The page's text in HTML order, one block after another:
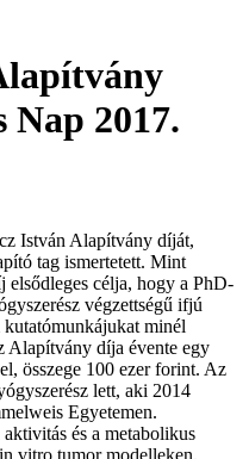
Nap 2017.
István Alapítvány díját,
tag ismertetett. Mint
elsődleges célja, hogy a PhD-
végzettségű ifjú
kutatómunkájukat minél
Alapítvány díja évente egy
összege 100 ezer forint. Az
lett, aki 2014
Egyetemen.
és a metabolikus
vitro tumor modelleken.